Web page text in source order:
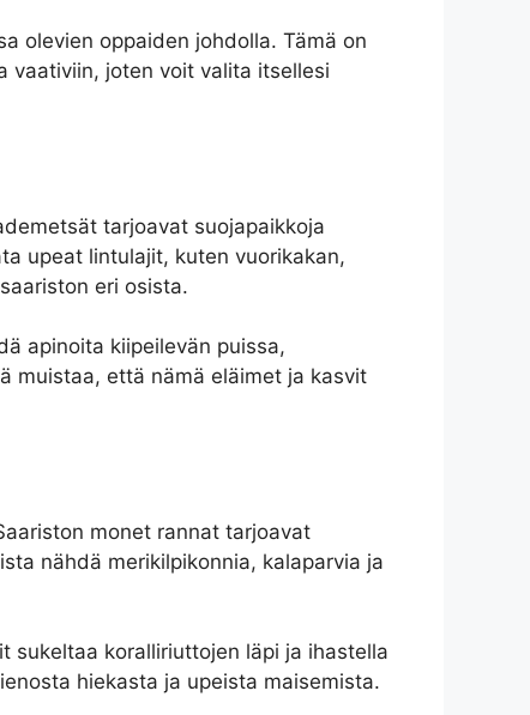
olevien oppaiden johdolla. Tämä on
vaativiin, joten voit valita itsellesi
tarjoavat suojapaikkoja
upeat lintulajit, kuten vuorikakan,
eri osista.
apinoita kiipeilevän puissa,
muistaa, että nämä eläimet ja kasvit
monet rannat tarjoavat
nähdä merikilpikonnia, kalaparvia ja
sukeltaa koralliriuttojen läpi ja ihastella
hiekasta ja upeista maisemista.